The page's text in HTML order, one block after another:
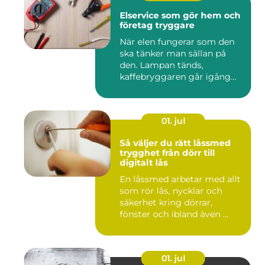
Elservice som gör hem och
företag tryggare
När elen fungerar som den
ska tänker man sällan på
den. Lampan tänds,
kaffebryggaren går igång
01. jul
Så väljer du rätt låssmed
trygghet från dörr till
digitalt lås
En låssmed arbetar med allt
som rör lås, nycklar och
säkerhet kring dörrar,
fönster och ibland även ...
01. jul